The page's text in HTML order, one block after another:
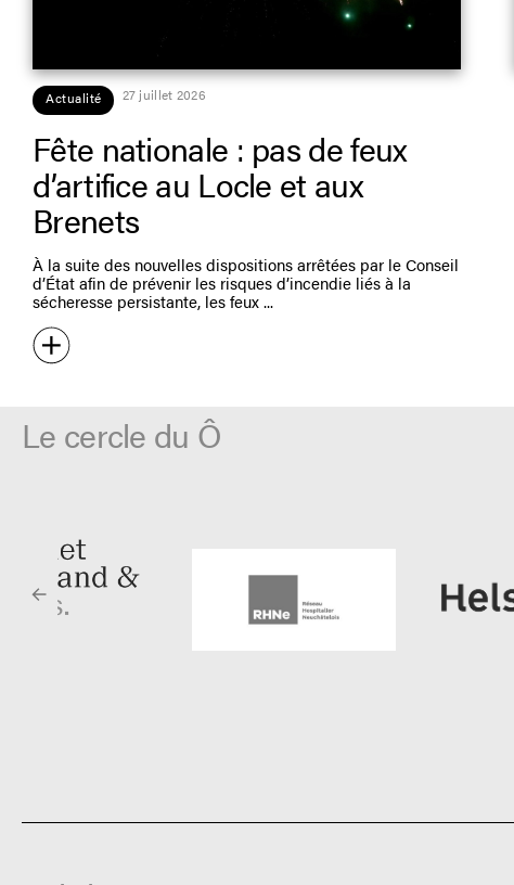
Actualité 27 juillet 2026
Fête nationale : pas de feux
d’artifice au Locle et aux
Brenets
À la suite des nouvelles dispositions arrêtées par le Conseil
d’État afin de prévenir les risques d’incendie liés à la
sécheresse persistante, les feux
Le cercle du Ô